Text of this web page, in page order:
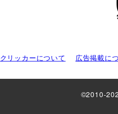
クリッカーについて 広告掲載に
©2010-